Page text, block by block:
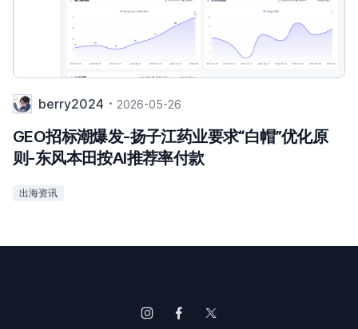
berry2024 2026-05-26
GEO招标潮爆发-扬子江药业要求“白帽”优化原
则-东风本田按AI推荐率付款
出海资讯